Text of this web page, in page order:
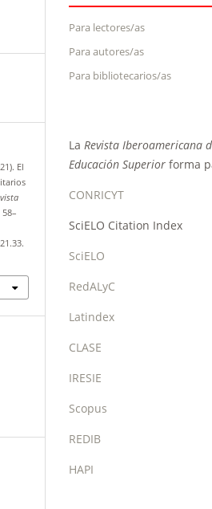
El
58–
Para lectores/as
Para autores/as
Para bibliotecarios/as
La Revista Iberoamericana
Educación Superior forma
CONRICYT
SciELO Citation Index
SciELO
RedALyC
Latindex
CLASE
IRESIE
Scopus
REDIB
HAPI